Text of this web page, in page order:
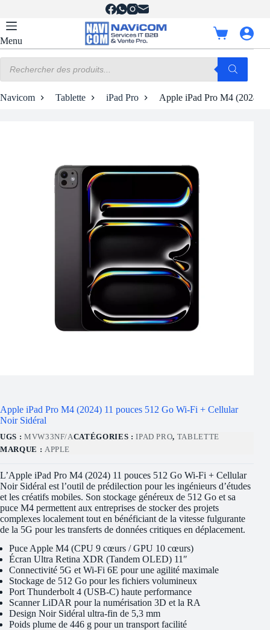
contenu
Menu
Panier
d’achat
produits
Navicom Tablette iPad Pro Apple iPad Pro M4 (2024)
Apple iPad Pro M4 (2024) 11 pouces 512 Go Wi-Fi + Cellular
Noir Sidéral
UGS : MVW33NF/ACATÉGORIES :IPAD PRO, TABLETTE
MARQUE : APPLE
L’Apple iPad Pro M4 (2024) 11 pouces 512 Go Wi-Fi + Cellular
Noir Sidéral est l’outil de prédilection pour les ingénieurs d’études
et les créatifs mobiles. Son stockage généreux de 512 Go et sa
puce M4 permettent aux entreprises de stocker des projets
complexes localement tout en bénéficiant de la vitesse fulgurante
de la 5G pour les transferts de données critiques en déplacement.
Puce Apple M4 (CPU 9 cœurs / GPU 10 cœurs)
Écran Ultra Retina XDR (Tandem OLED) 11″
Connectivité 5G et Wi-Fi 6E pour une agilité maximale
Stockage de 512 Go pour les fichiers volumineux
Port Thunderbolt 4 (USB-C) haute performance
Scanner LiDAR pour la numérisation 3D et la RA
Design Noir Sidéral ultra-fin de 5,3 mm
Poids plume de 446 g pour un transport facilité